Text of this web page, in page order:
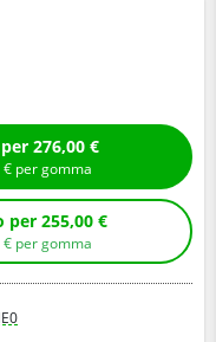
Compra con montaggio per 276,00 €
€ per gomma
Compra senza montaggio per 255,00 €
€ per gomma